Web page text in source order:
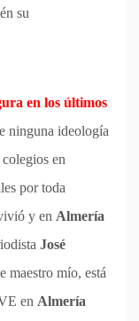
su
en los últimos
ninguna ideología
en
por toda
y en Almería
José
maestro mío, está
en Almería